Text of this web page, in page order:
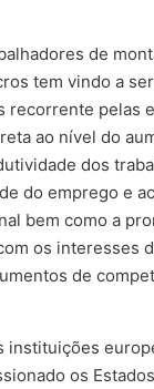
de
tem vindo a
recorrente pelas
ao nível do
dos
do emprego e
bem como a
os interesses
de
instituições
os